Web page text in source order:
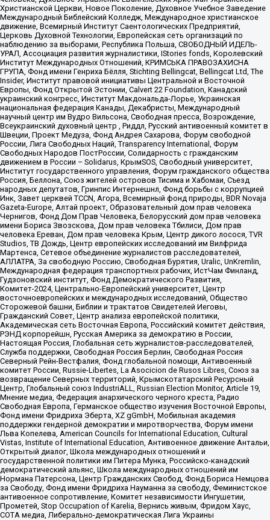
Христианской Церкви, Новое Поколение, Духовное Учебное Заведение
Международный Библейский Колледж, Международное христианское
движение, Всемирный Институт Саентологических Предприятий,
Церковь Духовной Технологии, Европейская сеть организаций по
наблюдению за выборами, Республика Польша, СВОБОДНЫЙ ИДЕЛЬ-
УРАЛ, Ассоциация развития журналистики, IStories fonds, Королевский
Институт Международных Отношений, КРИМСЬКА ПРАВОЗАХИСНА
ГРУПА, Фонд имени Генриха Бёлля, Stichting Bellingcat, Bellingcat Ltd, The
Insider, Институт правовой инициативы Центральной и Восточной
Европы, Фонд Открытой Эстонии, Calvert 22 Foundation, Канадский
украинский конгресс, Институт Макдональда-Лорье, Украинская
национальная федерация Канады, Декабристы, Международный
научный центр им Вудро Вильсона, Свободная пресса, Возрождение,
Всеукраинский духовный центр , Риддл, Русский антивоенный комитет в
Швеции, Проект Медуза, Фонд Андрея Сахарова, Форум свободной
России, Лига Свободных Наций, Transparеncy International, Форум
Свободных Народов ПостРоссии, Солидарность с гражданским
движением в России – Solidarus, КрымSOS, Свободный университет,
Институт государственного управления, Форум гражданского общества
Россия, Беллона, Союз жителей островов Тисима и Хабомаи, Съезд
народных депутатов, Гринпис Интернешнл, Фонд борьбы с коррупцией
Инк, Завет церквей TCCN, Агора, Всемирный фонд природы, BDR Novaja
Gazeta-Europe, Алтай проект, Образовательный дом прав человека
Чернигов, Фонд Дом Прав Человека, Белорусский дом прав человека
имени Бориса Звозскова, Дом прав человека Тбилиси, Дом прав
человека Ереван, Дом прав человека Крым, Центр дикого лосося, TVR
Studios, ТВ Дождь, Центр европейских исследований им Вилфрида
Мартенса, Сетевое объединение журналистов расследователей,
АЛЛАТРА, За свободную Россию, Свободная Бурятия, Uralic, UnKremlin,
Международная федерация транспортных рабочих, ИстЧам Финланд,
Гудзоновский институт, Фонд Демократического Развития,
Комитет-2024, Центрально-Европейский университет, Центр
восточноевропейских и международных исследований, Общество
Сторожевой башни, Библии и трактатов Свидетелей Иеговы,
Гражданский Совет, Центр анализа европейской политики,
Академическая сеть Восточная Европа, Российский комитет действия,
РЭНД корпорейшн, Русская Америка за демократию в России,
Настоящая Россия, Глобальная сеть журналистов-расследователей,
Служба поддержки, Свободная Россия Берлин, Свободная Россия
Северный Рейн-Вестфалия, Фонд глобальной помощи, Антивоенный
комитет России, Russie-Libertes, La Asocicion de Rusos Libres, Союз за
возвращение Северных территорий, Крымскотатарский Ресурсный
Центр, Глобальный союз IndustriALL, Russian Election Monitor, Article 19,
Мнение медиа, Федерация анархического черного креста, Радио
Свободная Европа, Германское общество изучения Восточной Европы,
Фонд имени Фридриха Эберта, XZ gGmbH, Мобильная академия
поддержки гендерной демократии и миротворчества, Форум имени
Льва Копелева, American Councils for International Education, Cultural
Vistas, Institute of International Education, Антивоенное движение Антальи,
Открытый диалог, Школа международных отношений и
государственной политики им Питера Мунка, Российско-канадский
демократический альянс, Школа международных отношений им
Нормана Патерсона, Центр Гражданских Свобод, Фонд Бориса Немцова
за Свободу, Фонд имени Фридриха Науманна за свободу, Феминистское
антивоенное сопротивление, Комитет независимости Ингушетии,
Прометей, Stop Occupation of Karelia, Вернись живым, Фридом Хаус,
СОТА медиа, Либерально-демократическая Лига Украины